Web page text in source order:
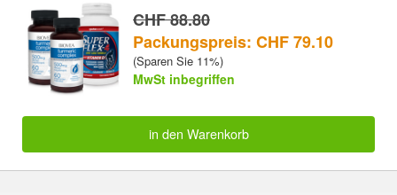
CHF 88.80
Packungspreis: CHF 79.10
(Sparen Sie 11%)
MwSt inbegriffen
in den Warenkorb